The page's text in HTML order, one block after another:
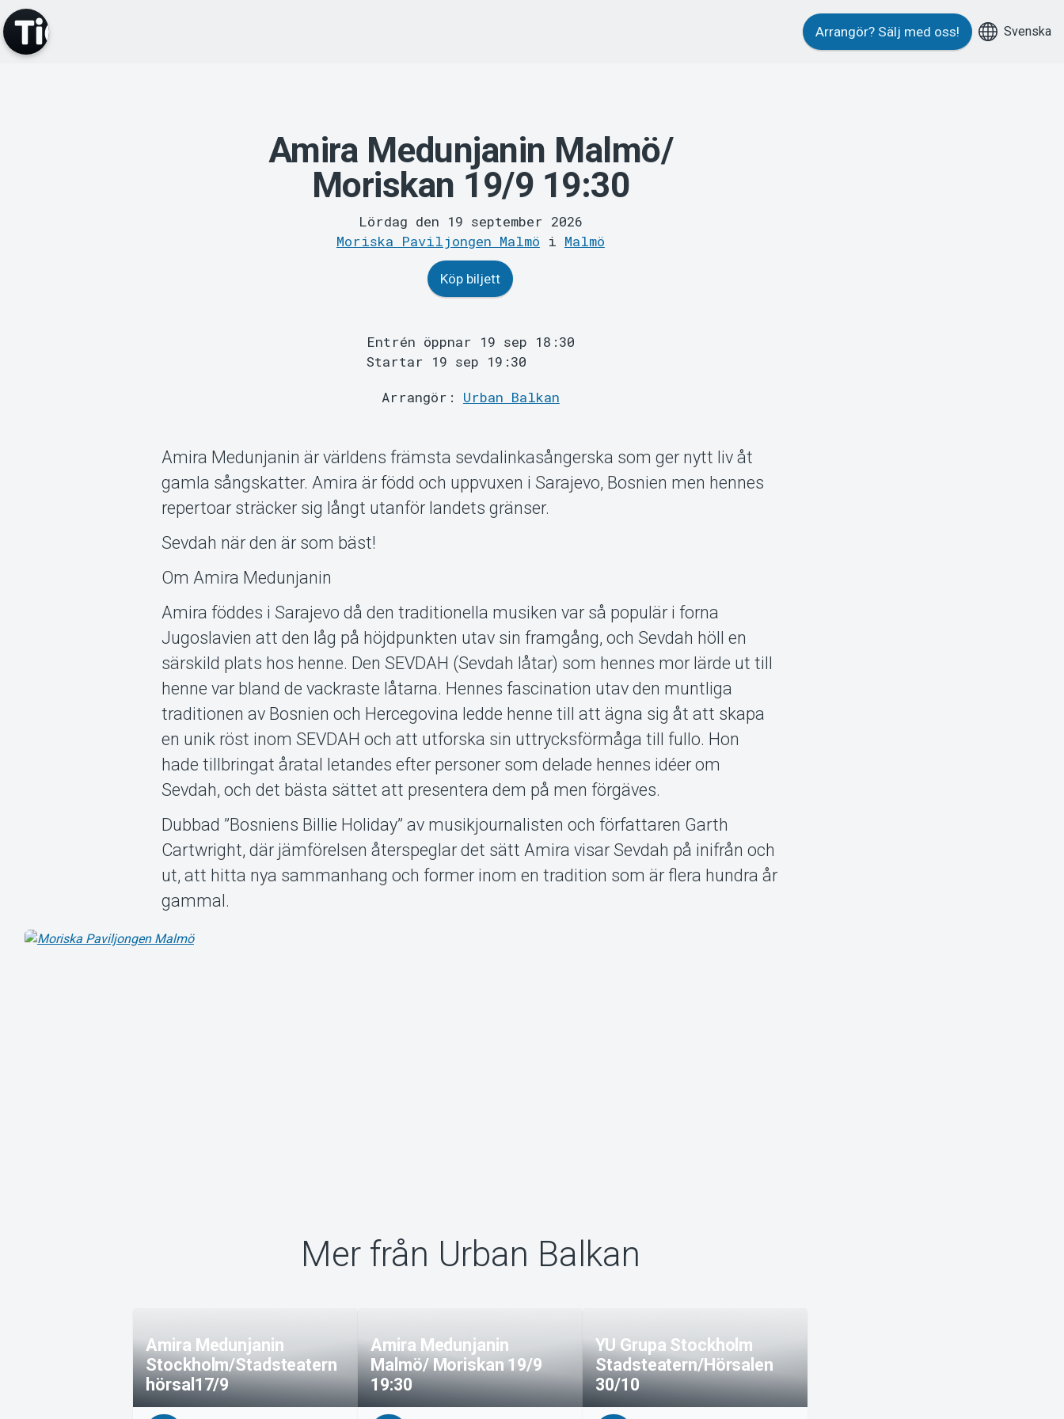
Arrangör? Sälj med oss! Svenska
Amira Medunjanin Malmö/
Moriskan 19/9 19:30
Lördag den 19 september 2026
Moriska Paviljongen Malmö i Malmö
Köp biljett
Entrén öppnar 19 sep 18:30
Startar 19 sep 19:30
Arrangör: Urban Balkan
Amira Medunjanin är världens främsta sevdalinkasångerska som ger nytt liv åt
gamla sångskatter. Amira är född och uppvuxen i Sarajevo, Bosnien men hennes
repertoar sträcker sig långt utanför landets gränser.
Sevdah när den är som bäst!
Om Amira Medunjanin
Amira föddes i Sarajevo då den traditionella musiken var så populär i forna
Jugoslavien att den låg på höjdpunkten utav sin framgång, och Sevdah höll en
särskild plats hos henne. Den SEVDAH (Sevdah låtar) som hennes mor lärde ut till
henne var bland de vackraste låtarna. Hennes fascination utav den muntliga
traditionen av Bosnien och Hercegovina ledde henne till att ägna sig åt att skapa
en unik röst inom SEVDAH och att utforska sin uttrycksförmåga till fullo. Hon
hade tillbringat åratal letandes efter personer som delade hennes idéer om
Sevdah, och det bästa sättet att presentera dem på men förgäves.
Dubbad ”Bosniens Billie Holiday” av musikjournalisten och författaren Garth
Cartwright, där jämförelsen återspeglar det sätt Amira visar Sevdah på inifrån och
ut, att hitta nya sammanhang och former inom en tradition som är flera hundra år
gammal.
Mer från Urban Balkan
Amira Medunjanin
Stockholm/Stadsteatern
hörsal17/9
Amira Medunjanin
Malmö/ Moriskan 19/9
19:30
YU Grupa Stockholm
Stadsteatern/Hörsalen
30/10